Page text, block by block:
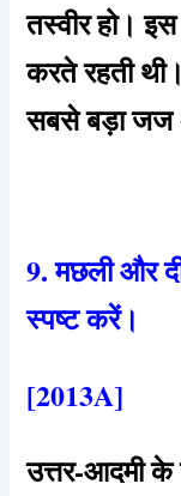
तस्वीर हो। इस
करते रहती
सबसे बड़ा जज
9. मछली और
स्पष्ट करें।
[2013A]
उत्तर-आदमी